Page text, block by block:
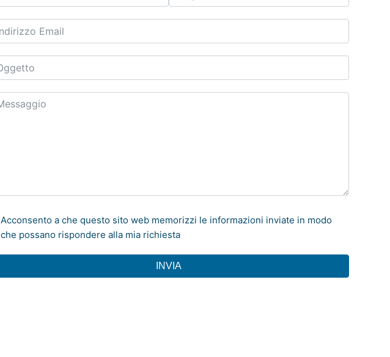
Acconsento a che questo sito web memorizzi le informazioni inviate in modo
che possano rispondere alla mia richiesta
INVIA